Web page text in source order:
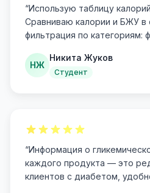
“Использую таблицу
Сравниваю калории и БЖУ в
фильтрация по категориям:
НЖ
Никита Жуков
Студент
“Информация о
каждого продукта — это
клиентов с диабетом,